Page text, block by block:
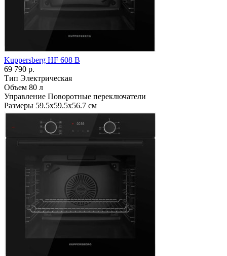
Kuppersberg HF 608 B
69 790 р.
Тип Электрическая
Объем 80 л
Управление Поворотные переключатели
Размеры 59.5х59.5х56.7 см